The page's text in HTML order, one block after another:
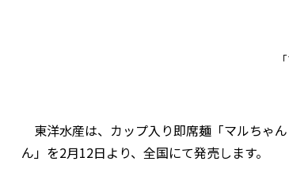
東洋水産は、カップ入り即席麺「マルちゃ
ん」を2月12日より、全国にて発売します。